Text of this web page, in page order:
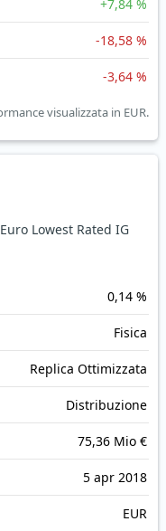
+7,84 %
-18,58 %
-3,64 %
visualizzata in EUR.
Lowest Rated IG
0,14 %
Fisica
Replica Ottimizzata
Distribuzione
75,36 Mio €
5 apr 2018
EUR